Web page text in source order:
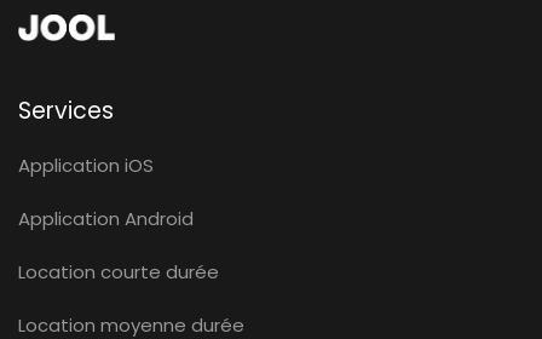
Services
Application iOS
Application Android
Location courte durée
Location moyenne durée